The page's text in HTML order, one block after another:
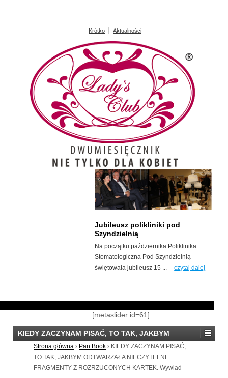
Krótko Aktualności
Jubileusz polikliniki pod
Szyndzielnią
Na początku października Poliklinika
Stomatologiczna Pod Szyndzielnią
świętowała jubileusz 15 ...
czytaj dalej
[metaslider id=61]
KIEDY ZACZYNAM PISAĆ, TO TAK, JAKBYM
ODTWARZAŁA NIECZYTELNE FRAGMENTY Z
ROZRZUCONYCH KARTEK. Wywiad
Strona główna › Pan Book › KIEDY ZACZYNAM PISAĆ,
TO TAK, JAKBYM ODTWARZAŁA NIECZYTELNE
FRAGMENTY Z ROZRZUCONYCH KARTEK. Wywiad